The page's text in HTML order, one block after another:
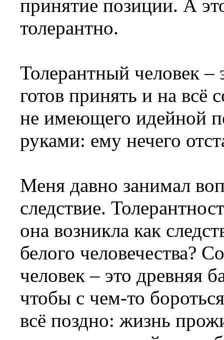
принятие позиции. А
толерантно.
Толерантный человек –
готов принять и на всё
не имеющего идейной
руками: ему нечего
Меня давно занимал
следствие.
она возникла как
белого человечества?
человек – это древняя
чтобы с чем-то
всё поздно: жизнь